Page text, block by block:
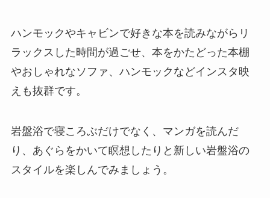
ハンモックやキャビンで好きな本を読みながらリ
ラックスした時間が過ごせ、本をかたどった本棚
やおしゃれなソファ、ハンモックなどインスタ映
えも抜群です。
岩盤浴で寝ころぶだけでなく、マンガを読んだ
り、あぐらをかいて瞑想したりと新しい岩盤浴の
スタイルを楽しんでみましょう。